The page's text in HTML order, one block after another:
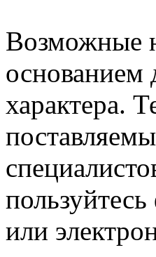
Возможные
основанием
характера.
или